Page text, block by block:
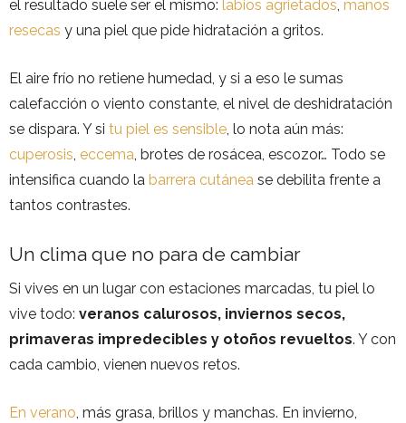
el resultado suele ser el mismo: labios agrietados, manos
resecas y una piel que pide hidratación a gritos.
El aire frío no retiene humedad, y si a eso le sumas
calefacción o viento constante, el nivel de deshidratación
se dispara. Y si tu piel es sensible, lo nota aún más:
cuperosis, eccema, brotes de rosácea, escozor… Todo se
intensifica cuando la barrera cutánea se debilita frente a
tantos contrastes.
Un clima que no para de cambiar
Si vives en un lugar con estaciones marcadas, tu piel lo
vive todo: veranos calurosos, inviernos secos,
primaveras impredecibles y otoños revueltos. Y con
cada cambio, vienen nuevos retos.
En verano, más grasa, brillos y manchas. En invierno,